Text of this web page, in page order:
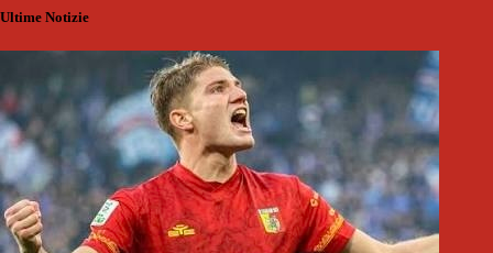
Ultime Notizie